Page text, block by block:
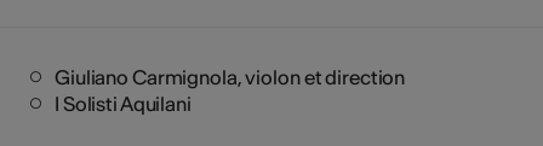
Giuliano Carmignola, violon et direction
I Solisti Aquilani